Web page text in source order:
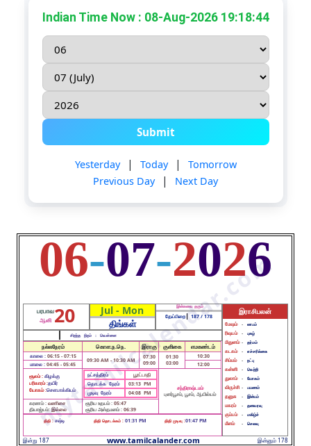
TN Govt Holidays
Indian Time Now : 08-Aug-2026 19:18:44
Submit
Yesterday | Today |
Tomorrow
Previous Day
| Next Day
06-07-2026
பரபாவ
ஆனி 20 Jul - Mon
திங்கள்
இன்சுவை தரும்
தேய்பிறை 187 / 178
சிறந்த நிறம் : வெள்ளை
நல்லநேரம் கொள.ந.நெ. இராகு குளிகை எமகண்டம்
காலை :06:15 - 07:15
09:30 AM - 10:30 AM
07:30
09:00
01:30
03:00
10:30
மாலை : 04:45 - 05:45
12:00
சூலம் : கிழக்கு
பரிகாரம் :தயிர்
யோகம் :சௌபாக்கியம்
நட்சத்திரம்
பூரட்டாதி
தொடக்க நேரம்
03:13 PM
முடிவு நேரம்
04:08 PM
சந்திராஷ்டமம்
புனர்பூசம், பூசம், ஆயில்யம்
கரணம் : வணிசை
தியாஜ்யம்: இல்லை
சூரிய உதயம் : 05:47
சூரிய அஸ்தமனம் : 06:39
திதி : சஷ்டி திதி தொடக்கம் : 01:31 PM திதி முடிவு :01:47 PM
இராசிபலன்
மேஷம் - லாபம்
ரிஷபம் - புகழ்
மிதுனம் - தர்மம்
கடகம் - எச்சரிக்கை
சிம்மம் - நட்பு
கன்னி - வெற்றி
துலாம் - யோகம்
விருச்சி - பயணம்
தனுசு - இன்பம்
மகரம் - தனவரவு
கும்பம் - மகிழ்ச்
மீனம் - செலவு
இன்று 187 www.tamilcalander.com இன்னும் 178